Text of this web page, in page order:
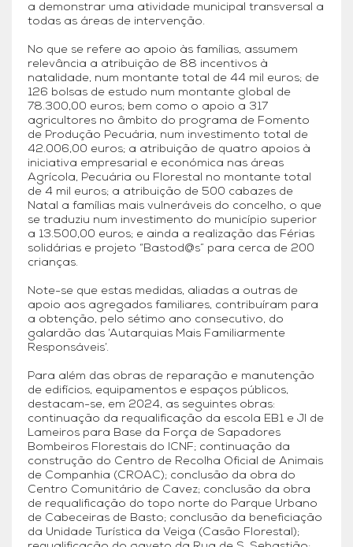
a demonstrar uma atividade municipal transversal a
todas as áreas de intervenção.
No que se refere ao apoio às famílias, assumem
relevância a atribuição de 88 incentivos à
natalidade, num montante total de 44 mil euros; de
126 bolsas de estudo num montante global de
78.300,00 euros; bem como o apoio a 317
agricultores no âmbito do programa de Fomento
de Produção Pecuária, num investimento total de
42.006,00 euros; a atribuição de quatro apoios à
iniciativa empresarial e económica nas áreas
Agrícola, Pecuária ou Florestal no montante total
de 4 mil euros; a atribuição de 500 cabazes de
Natal a famílias mais vulneráveis do concelho, o que
se traduziu num investimento do município superior
a 13.500,00 euros; e ainda a realização das Férias
solidárias e projeto “Bastod@s” para cerca de 200
crianças.
Note-se que estas medidas, aliadas a outras de
apoio aos agregados familiares, contribuíram para
a obtenção, pelo sétimo ano consecutivo, do
galardão das ‘Autarquias Mais Familiarmente
Responsáveis’.
Para além das obras de reparação e manutenção
de edifícios, equipamentos e espaços públicos,
destacam-se, em 2024, as seguintes obras:
continuação da requalificação da escola EB1 e JI de
Lameiros para Base da Força de Sapadores
Bombeiros Florestais do ICNF; continuação da
construção do Centro de Recolha Oficial de Animais
de Companhia (CROAC); conclusão da obra do
Centro Comunitário de Cavez; conclusão da obra
de requalificação do topo norte do Parque Urbano
de Cabeceiras de Basto; conclusão da beneficiação
da Unidade Turística da Veiga (Casão Florestal);